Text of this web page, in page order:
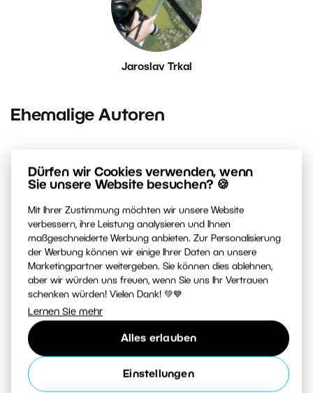
Dürfen wir Cookies verwenden, wenn
Sie unsere Website besuchen? 🍪
Mit Ihrer Zustimmung möchten wir unsere Website
verbessern, ihre Leistung analysieren und Ihnen
maßgeschneiderte Werbung anbieten. Zur Personalisierung
der Werbung können wir einige Ihrer Daten an unsere
Marketingpartner weitergeben. Sie können dies ablehnen,
aber wir würden uns freuen, wenn Sie uns Ihr Vertrauen
schenken würden! Vielen Dank! 💚💙
Lernen Sie mehr
Alles erlauben
Einstellungen
Jaroslav Trkal
Ehemalige Autoren
Ester Dobiášová